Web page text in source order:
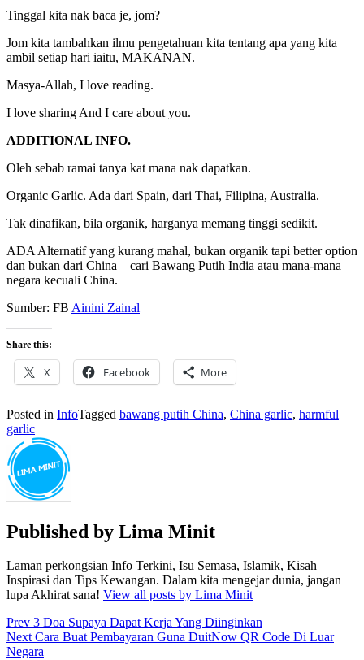
Tinggal kita nak baca je, jom?
Jom kita tambahkan ilmu pengetahuan kita tentang apa yang kita
ambil setiap hari iaitu, MAKANAN.
Masya-Allah, I love reading.
I love sharing And I care about you.
ADDITIONAL INFO.
Oleh sebab ramai tanya kat mana nak dapatkan.
Organic Garlic. Ada dari Spain, dari Thai, Filipina, Australia.
Tak dinafikan, bila organik, harganya memang tinggi sedikit.
ADA Alternatif yang kurang mahal, bukan organik tapi better option
dan bukan dari China – cari Bawang Putih India atau mana-mana
negara kecuali China.
Sumber: FB Ainini Zainal
Share this:
X Facebook More
Posted in InfoTagged bawang putih China, China garlic, harmful
garlic
Published by Lima Minit
Laman perkongsian Info Terkini, Isu Semasa, Islamik, Kisah
Inspirasi dan Tips Kewangan. Dalam kita mengejar dunia, jangan
lupa Akhirat sana! View all posts by Lima Minit
Post
navigation
Prev 3 Doa Supaya Dapat Kerja Yang Diinginkan
Next Cara Buat Pembayaran Guna DuitNow QR Code Di Luar
Negara